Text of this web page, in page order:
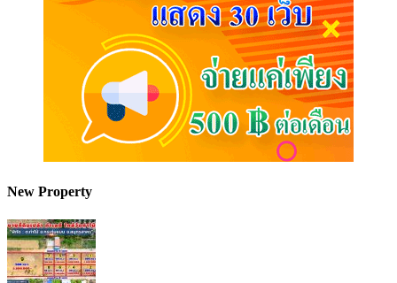
New Property